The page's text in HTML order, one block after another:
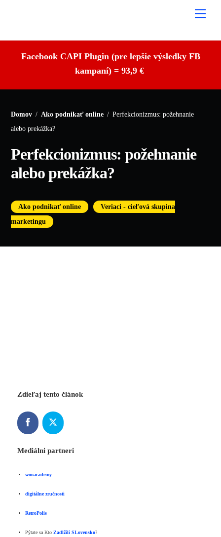
Facebook CAPI Plugin (pre lepšie výsledky FB
kampaní) = 93,9 €
Domov / Ako podnikať online / Perfekcionizmus: požehnanie
alebo prekážka?
Perfekcionizmus: požehnanie
alebo prekážka?
Ako podnikať online ,
Veriaci - cieľová skupina
marketingu
Zdieľaj tento článok
Mediálni partneri
wooacademy
digitálne zručnosti
RetroPolis
Pýtate sa KtoZadlžili SLovensko?